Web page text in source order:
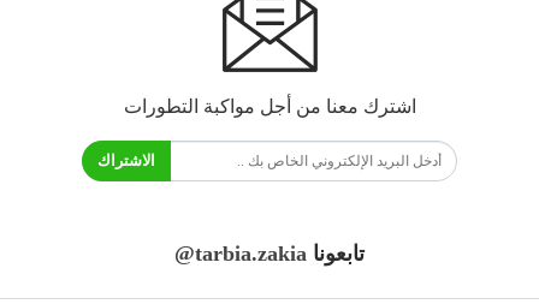
اشترك معنا من أجل مواكبة التطورات
الاشتراك
تابعونا @tarbia.zakia